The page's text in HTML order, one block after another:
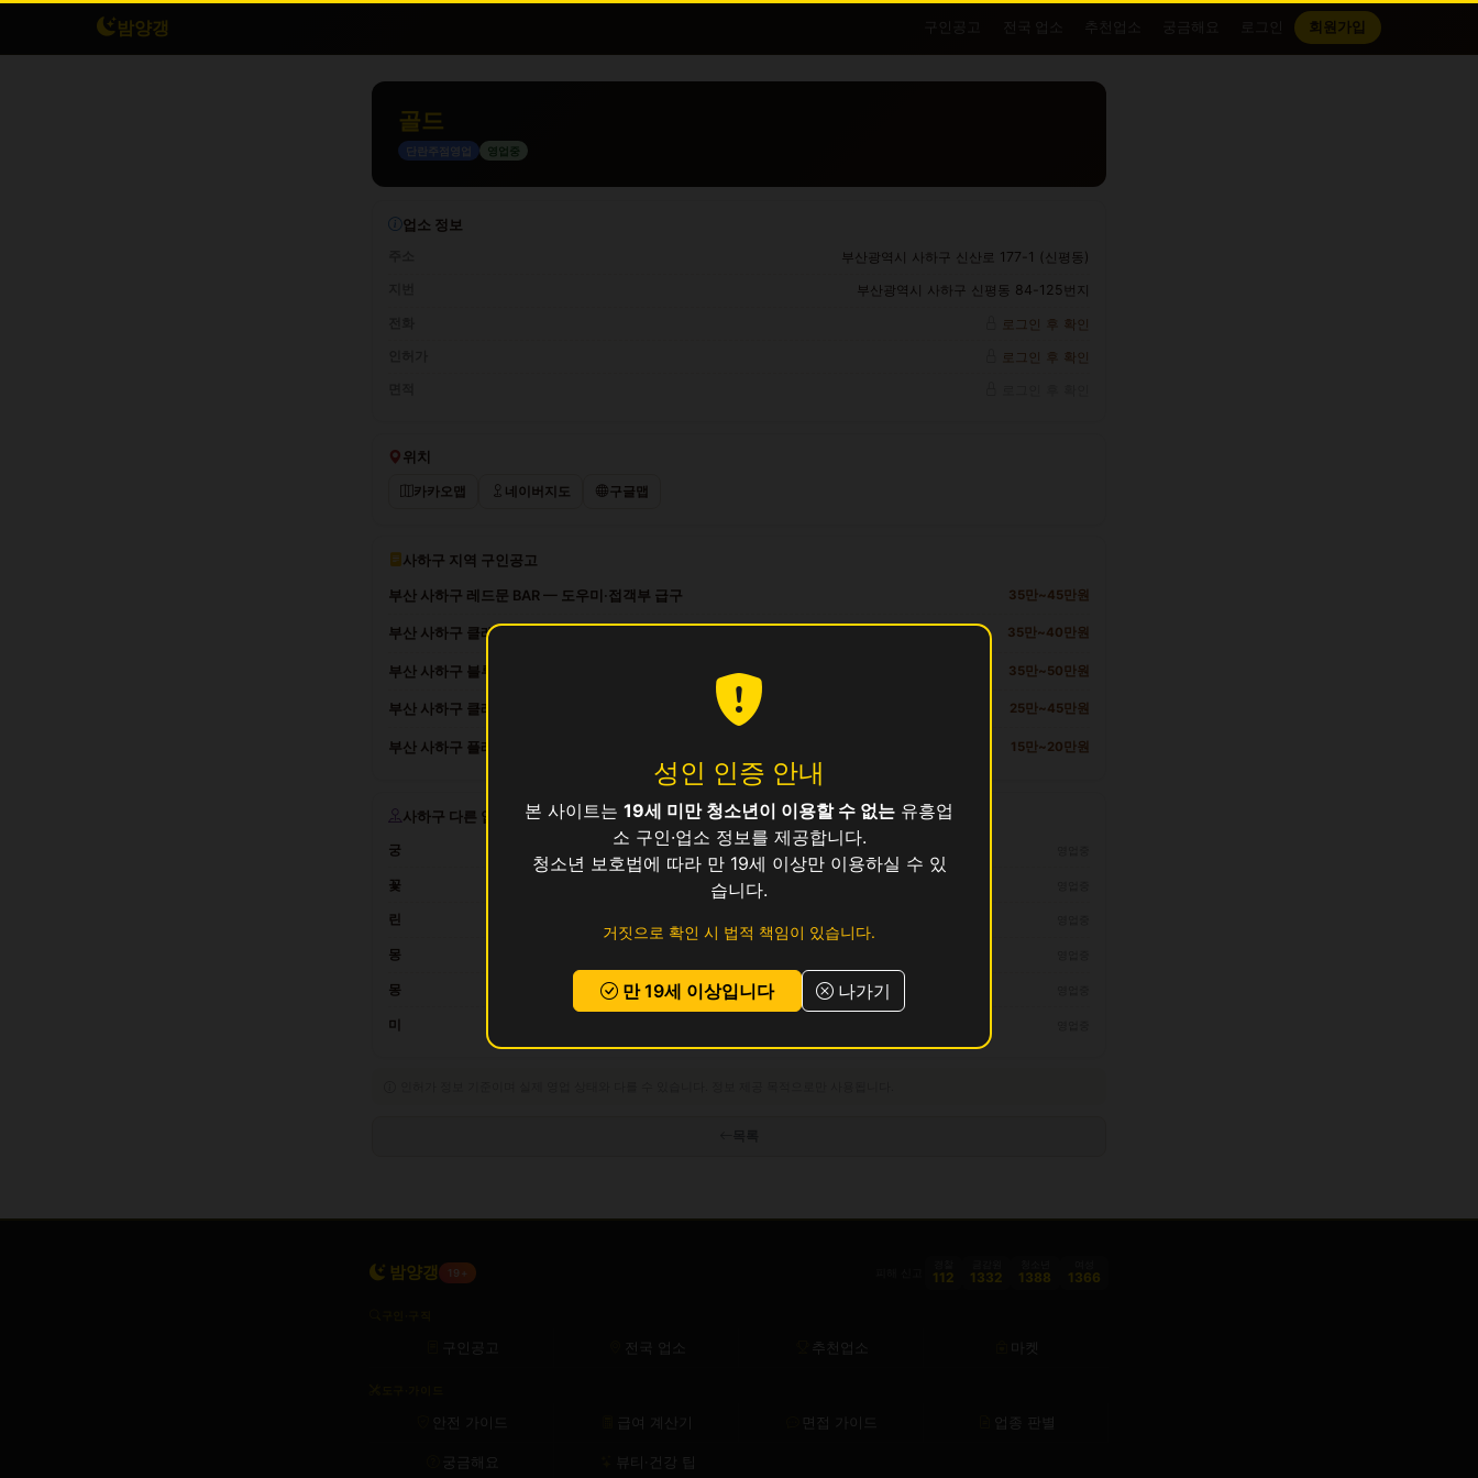
밤양갱 구인공고 전국 업소 추천업소 궁금해요 회원가입
성인 인증 안내
본 사이트는 19세 미만 청소년이 이용할 수 없는 유흥업
소 구인·업소 정보를 제공합니다.
청소년 보호법에 따라 만 19세 이상만 이용하실 수 있
습니다.
거짓으로 확인 시 법적 책임이 있습니다.
만 19세 이상입니다 나가기
골드
단란주점영업 영업중
업소 정보
부산광역시 사하구 신산로 177-1 (신평동)
부산광역시 사하구 신평동 84-125번지
로그인 후 확인
로그인 후 확인
위치
카카오맵 네이버지도 구글맵
사하구 지역 구인공고
부산 사하구 레드문 BAR — 도우미·접객부 급구 35만~45만원
부산 사하구 클래스 라운지 — 도우미·접객부 급구 35만~40만원
부산 사하구 블루문 퍼블릭 — 도우미·접객부 급구 35만~50만원
부산 사하구 클래스 가라오케 — 대우 좋은 곳에서 일하세요 25만~45만원
부산 사하구 플래티넘 살롱 — 대우 좋은 곳에서 일하세요 15만~20만원
사하구 다른 업소
궁
꽃
린
몽
몽
미
밤양갱 19+ 112 1332 1388 1366
구인공고 전국 업소 추천업소 마켓
안전 가이드 급여 계산기 면접 가이드 업종 판별
궁금해요 뷰티·건강 팁